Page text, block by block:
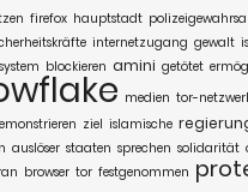
firefox hauptstadt
internetzugang gewalt
system blockieren amini getötet
medien tor-
ziel islamische
auslöser staaten sprechen solidarität
browser tor festgenommen